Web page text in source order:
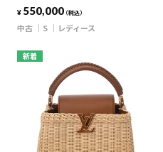
¥ 550,000（税込）
中古 S レディース
新着